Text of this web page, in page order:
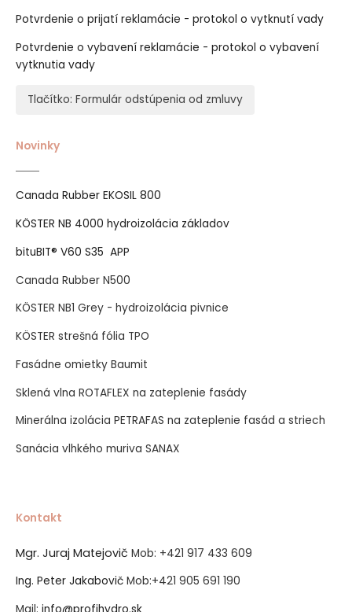
Potvrdenie o prijatí reklamácie - protokol o vytknutí vady
Potvrdenie o vybavení reklamácie - protokol o vybavení
vytknutia vady
Tlačítko: Formulár odstúpenia od zmluvy
Novinky
Canada Rubber EKOSIL 800
KÖSTER NB 4000 hydroizolácia základov
bituBIT® V60 S35 APP
Canada Rubber N500
KÖSTER NB1 Grey - hydroizolácia pivnice
KÖSTER strešná fólia TPO
Fasádne omietky Baumit
Sklená vlna ROTAFLEX na zateplenie fasády
Minerálna izolácia PETRAFAS na zateplenie fasád a striech
Sanácia vlhkého muriva SANAX
Kontakt
Mgr. Juraj Matejovič Mob: +421 917 433 609
Ing. Peter Jakabovič Mob:+421 905 691 190